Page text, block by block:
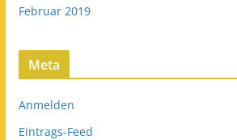
Februar 2019
Meta
Anmelden
Eintrags-Feed